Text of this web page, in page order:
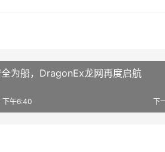
为船，DragonEx龙网再度启航
下
下午6:40